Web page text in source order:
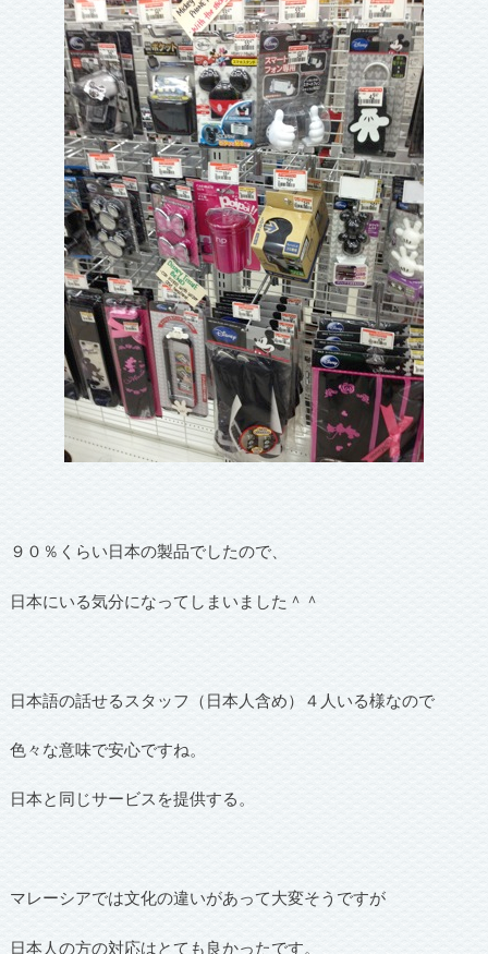
９０％くらい日本の製品でしたので、
日本にいる気分になってしまいました＾＾
日本語の話せるスタッフ（日本人含め）４人いる様なので
色々な意味で安心ですね。
日本と同じサービスを提供する。
マレーシアでは文化の違いがあって大変そうですが
日本人の方の対応はとても良かったです。